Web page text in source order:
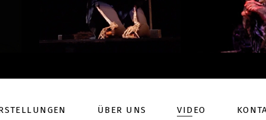
ÜBER UNS VIDEO